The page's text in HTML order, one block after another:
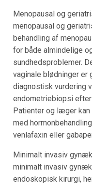
Menopausal og
menopausal og
behandling af
for både almindelige
sundhedsproblemer.
vaginale blødninger
diagnostisk vurdering
endometriebiopsi
Patienter og læger
med
venlafaxin eller
Minimalt invasiv
minimalt invasiv
endoskopisk kirurgi,